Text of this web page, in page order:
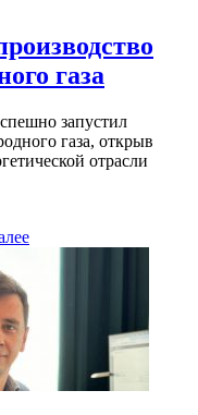
газа
запустил
газа, открыв
отрасли